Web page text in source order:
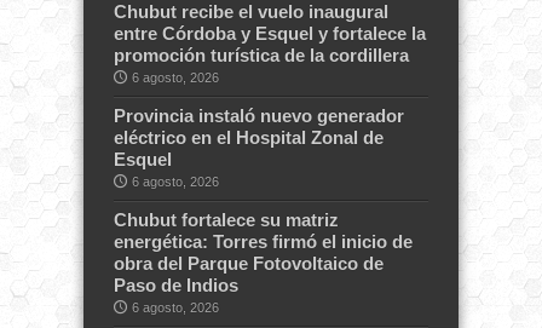
Chubut recibe el vuelo inaugural
entre Córdoba y Esquel y fortalece la
promoción turística de la cordillera
6 agosto, 2026
Provincia instaló nuevo generador
eléctrico en el Hospital Zonal de
Esquel
6 agosto, 2026
Chubut fortalece su matriz
energética: Torres firmó el inicio de
obra del Parque Fotovoltaico de
Paso de Indios
6 agosto, 2026